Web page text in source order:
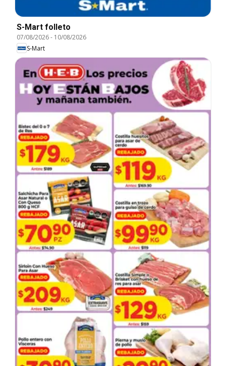
S-Mart folleto
07/08/2026- 10/08/2026
S-Mart